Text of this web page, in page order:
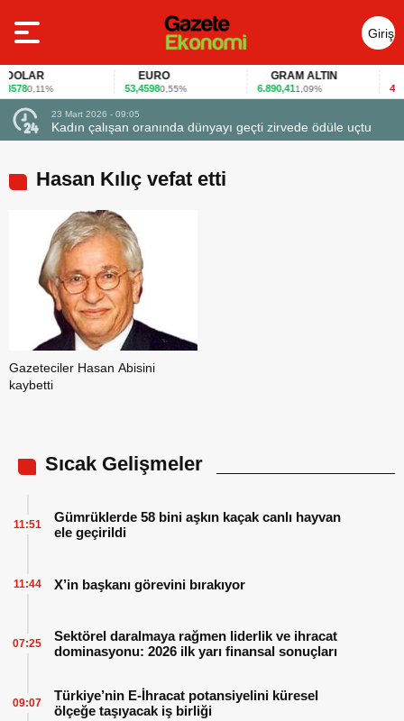
Giriş
Yap
0,11%
EURO
53,45980,55%
GRAM ALTIN
6.890,411,09% 40,65
23 Mart 2026 - 09:05
Kadın çalışan oranında dünyayı geçti zirvede ödüle uçtu
Hasan Kılıç vefat etti
Gazeteciler Hasan Abisini
kaybetti
Sıcak Gelişmeler
Gümrüklerde 58 bini aşkın kaçak canlı hayvan
ele geçirildi
11:51
X’in başkanı görevini bırakıyor
11:44
Sektörel daralmaya rağmen liderlik ve ihracat
dominasyonu: 2026 ilk yarı finansal sonuçları
07:25
Türkiye’nin E-İhracat potansiyelini küresel
ölçeğe taşıyacak iş birliği
09:07